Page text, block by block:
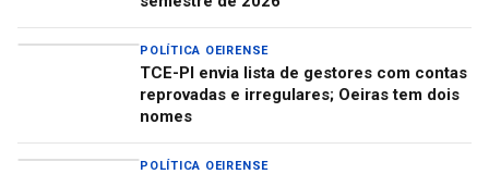
POLÍTICA OEIRENSE
TCE-PI envia lista de gestores com contas
reprovadas e irregulares; Oeiras tem dois
nomes
POLÍTICA OEIRENSE